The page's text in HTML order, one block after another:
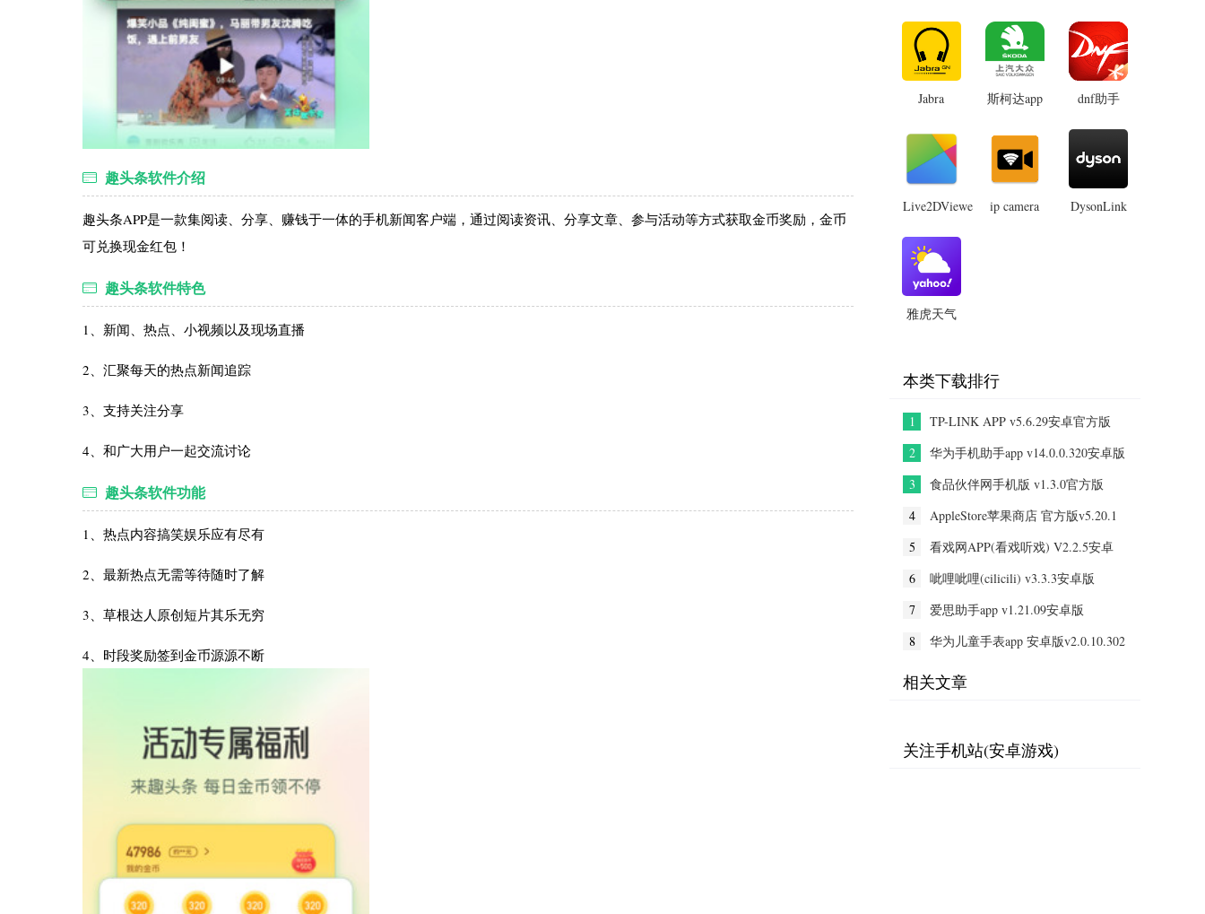
趣头条软件介绍
趣头条APP是一款集阅读、分享、赚钱于一体的手机新闻客户端，通过阅读资讯、分享文章、参与活动等方式获取金币奖励，金币
可兑换现金红包！
趣头条软件特色
1、新闻、热点、小视频以及现场直播
2、汇聚每天的热点新闻追踪
3、支持关注分享
4、和广大用户一起交流讨论
趣头条软件功能
1、热点内容搞笑娱乐应有尽有
2、最新热点无需等待随时了解
3、草根达人原创短片其乐无穷
4、时段奖励签到金币源源不断
v3.20.94
最新版
v5.6.5安
卓最新版
v1.3.4安
卓官方版
Jabra
v5.21.0.0.11448
安卓版
斯柯达app
卓版
dnf助手
v4.11.0安
卓版
Live2DViewerEX(手
面)
v26.2.142
安卓最新
版
ip camera
DysonLink
雅虎天气
本类下载排行
1
TP-LINK APP v5.6.29安卓官方版
2
华为手机助手app v14.0.0.320安卓版
3
食品伙伴网手机版 v1.3.0官方版
4
AppleStore苹果商店 官方版v5.20.1
5
看戏网APP(看戏听戏) V2.2.5安卓
6
呲哩呲哩(cilicili) v3.3.3安卓版
7
爱思助手app v1.21.09安卓版
8
华为儿童手表app 安卓版v2.0.10.302
相关文章
关注手机站(安卓游戏)